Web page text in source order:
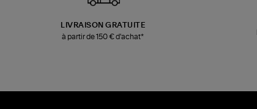
LIVRAISON GRATUITE
à partir de 150 € d'achat*